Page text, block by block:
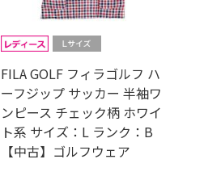
FILA GOLF フィラゴルフ ハ
ーフジップ サッカー 半袖ワ
ンピース チェック柄 ホワイ
ト系 サイズ：L ランク：B
【中古】ゴルフウェア